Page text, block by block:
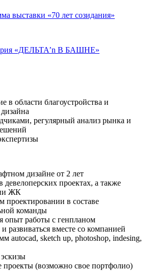
выставки «70 лет созидания»
«ДЕЛЬТА’n В БАШНЕ»
в области благоустройства и
регулярный анализ рынка и
дизайне от 2 лет
девелоперских проектах, а также
ЖК
проектировании в составе
команды
опыт работы с генпланом
развиваться вместе со компанией
autocad, sketch up, photoshop, indesing,
проекты (возможно свое портфолио)